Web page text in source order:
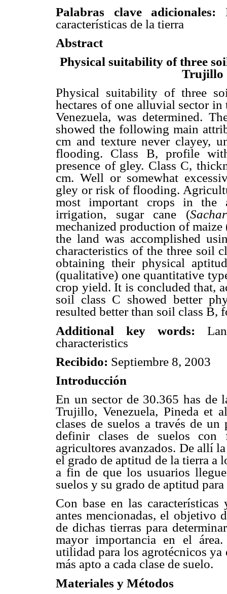
Palabras clave adicionales:
características de la tierra
Abstract
Physical suitability of three
Trujillo
Physical suitability of three
hectares of one alluvial sector
Venezuela, was determined.
showed the following main
cm and texture never clayey,
flooding. Class B, profile
presence of gley. Class C,
cm. Well or somewhat
gley or risk of flooding.
most important crops in the
irrigation, sugar cane (
mechanized production of maize
the land was accomplished
characteristics of the three soil
obtaining their physical
(qualitative) one quantitative
crop yield. It is concluded that,
soil class C showed better
resulted better than soil class B,
Additional key words:
characteristics
Recibido: Septiembre 8,
Introducción
En un sector de 30.365 has de
Trujillo, Venezuela, Pineda et
clases de suelos a través de
definir clases de suelos con
agricultores avanzados. De allí
el grado de aptitud de la tierra a
a fin de que los usuarios
suelos y su grado de aptitud
Con base en las
antes mencionadas, el objetivo
de dichas tierras para
mayor importancia en el
utilidad para los agrotécnicos
más apto a cada clase de suelo.
Materiales y Métodos